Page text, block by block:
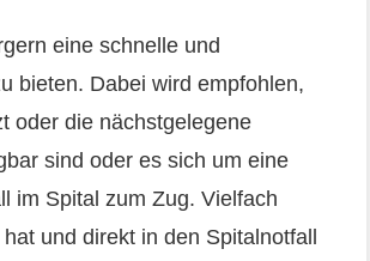
eine schnelle und
bieten. Dabei wird empfohlen,
oder die nächstgelegene
sind oder es sich um eine
im Spital zum Zug. Vielfach
und direkt in den Spitalnotfall